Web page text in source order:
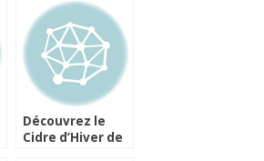
Découvrez le
Cidre d’Hiver de